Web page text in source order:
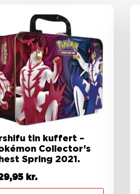
tin kuffert –
Collector’s
Spring 2021.
kr.